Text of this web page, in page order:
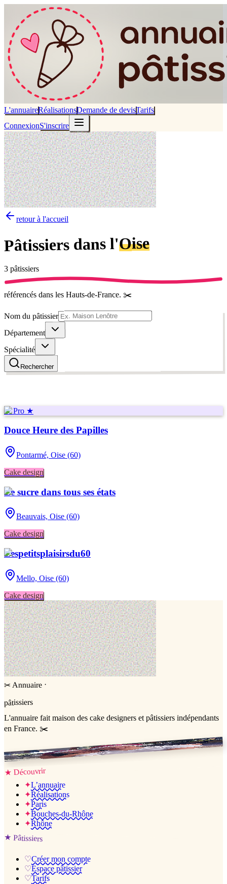
L'annuaireRéalisationsDemande de devisTarifs
ConnexionS'inscrire
retour à l'accueil
Pâtissiers dans l'Oise
3 pâtissiers
référencés dans les Hauts-de-France. ✂️
Nom du pâtissier
Département
Spécialité
Rechercher
★ Pro ★
Douce Heure des Papilles
Pontarmé, Oise (60)
Cake design
Le sucre dans tous ses états
Beauvais, Oise (60)
Cake design
Lespetitsplaisirsdu60
Mello, Oise (60)
Cake design
✂ Annuaire ·
pâtissiers
L'annuaire fait maison des cake designers et pâtissiers indépendants
en France. ✂️
Jessica & Jérémy ♡
★ Découvrir
✦L’annuaire
✦Réalisations
✦Paris
✦Bouches-du-Rhône
✦Rhône
★ Pâtissiers
♡Créer mon compte
♡Espace pâtissier
♡Tarifs